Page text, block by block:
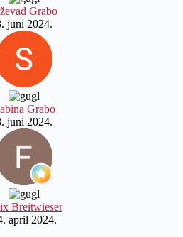
Grabo
juni 2024.
Grabo
juni 2024.
Breitwieser
april 2024.